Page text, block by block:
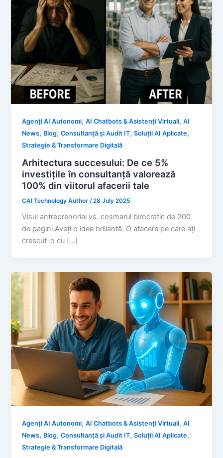
Agenți AI Autonomi,AI Chatbots & Asistenți Virtuali,AI
News, Blog,Consultanță și Audit IT,Soluții AI Aplicate,
Strategie & Transformare Digitală
Arhitectura succesului: De ce 5%
investițile în consultanță valorează
100% din viitorul afacerii tale
CAI Technology Author /28 July 2025
Visul antreprenorial vs. coșmarul birocratic de 200
de pagini Aveți o idee briliantă. O afacere pe care ați
crescut-o cu […]
Agenți AI Autonomi,AI Chatbots & Asistenți Virtuali,AI
News, Blog,Consultanță și Audit IT,Soluții AI Aplicate,
Strategie & Transformare Digitală